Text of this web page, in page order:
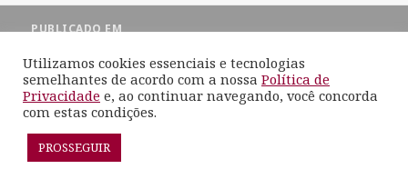
de
Post
PUBLICADO EM
Orgulhosamente mantido com WordPress
Utilizamos cookies essenciais e tecnologias
semelhantes de acordo com a nossa Política de
Privacidade e, ao continuar navegando, você concorda
com estas condições.
PROSSEGUIR